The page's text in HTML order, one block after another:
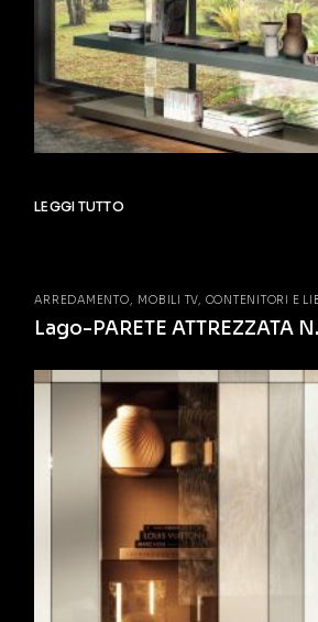
LEGGI TUTTO
ARREDAMENTO MOBILI TV, CONTENITORI E
Lago-PARETE ATTREZZATA